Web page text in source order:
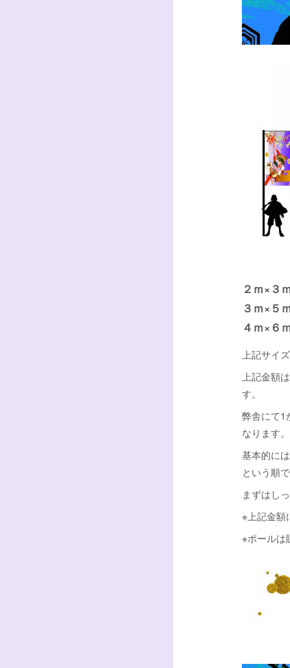
２ｍ×
３ｍ×
４ｍ×
上記サイ
上記金額
す。
弊舎にて1
なります。
基本的には
という順
まずはし
※上記金額
※ポールは